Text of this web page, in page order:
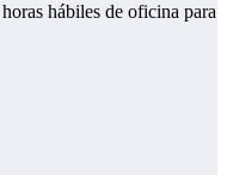
hábiles de oficina para